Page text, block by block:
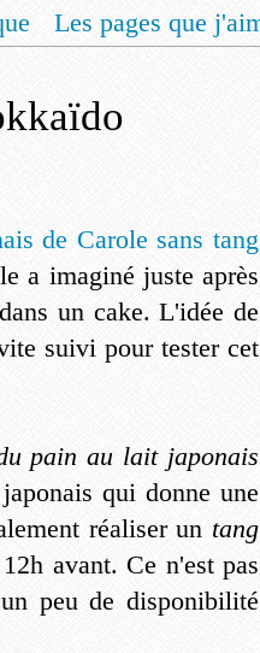
Les pages que
de Carole sans tang
a imaginé juste après
un cake. L'idée de
suivi pour tester cet
pain au lait japonais
qui donne une
réaliser un tang
avant. Ce n'est pas
peu de disponibilité